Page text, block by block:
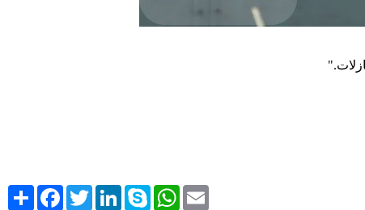
".
Share FacebookTwitterLinkedInSkype WhatsApp